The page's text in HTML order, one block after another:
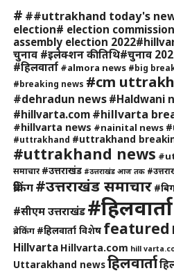
# ##uttrakhand today's
election# election
assembly election
चुनाव #इलेक्शन की तिथि#चुनाव
#हिलवार्ता #almora news #big
#breaking news #cm
#dehradun news #Haldwani
#hillvarta.com #hillvarta
#hillvarta news #nainital news
#uttrakhand #uttrakhand
#uttrakhand news
समाचार #उत्तराखंड #उत्तराखंड आज तक
ब्रेकिंग#उत्तराखंड समाचार
#सीएम उत्तराखंड #हिलवार्ता
ब्रेकिंग #हिलवार्ता विशेष featured
Hillvarta Hillvarta.com hill
Uttarakhand newsहिलवार्ता